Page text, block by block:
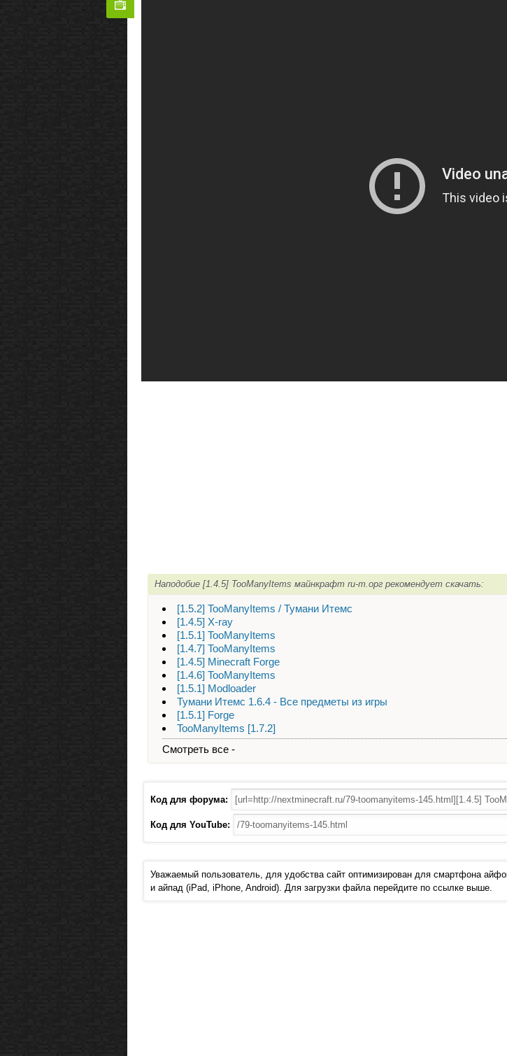
Наподобие [1.4.5] TooManyItems майнкрафт ru-m.орг рекомендует скачать:
[1.5.2] TooManyItems / Тумани Итемс
[1.4.5] X-ray
[1.5.1] TooManyItems
[1.4.7] TooManyItems
[1.4.5] Minecraft Forge
[1.4.6] TooManyItems
[1.5.1] Modloader
Тумани Итемс 1.6.4 - Все предметы из игры
[1.5.1] Forge
TooManyItems [1.7.2]
Смотреть все -
Код для форума:
Код для YouTube:
Уважаемый пользователь, для удобства сайт оптимизирован для смартфона
и айпад (iPad, iPhone, Android). Для загрузки файла перейдите по ссылке выше.